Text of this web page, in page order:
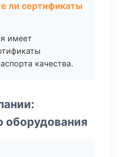
ли сертификаты
имеет
качества.
оборудования